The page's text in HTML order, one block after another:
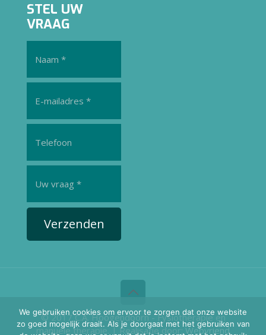
STEL UW
VRAAG
Verzenden
© 2017 C.A. Hoogendoorn - Fysiotherapie en
manuele therapie. | Realisatie door:Webvriend
We gebruiken cookies om ervoor te zorgen dat onze website
zo goed mogelijk draait. Als je doorgaat met het gebruiken van